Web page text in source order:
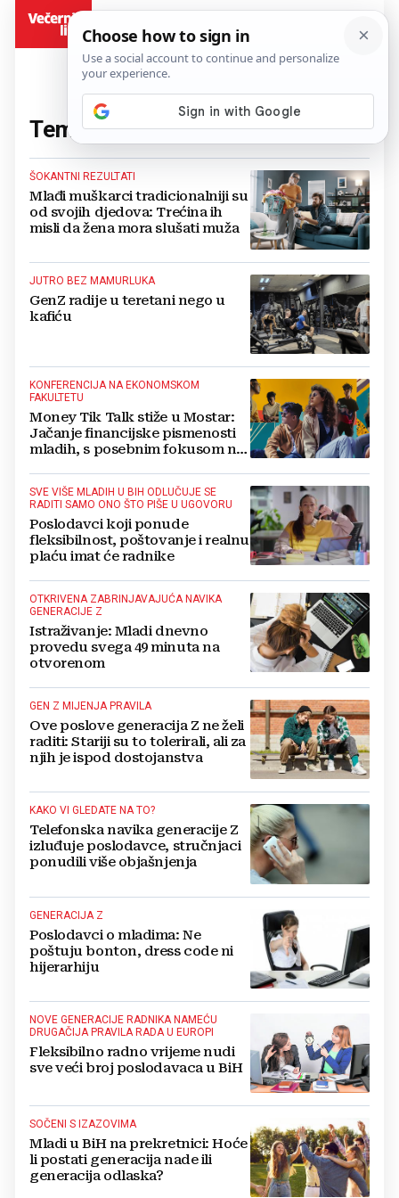
Tema:generacija Z(16 članaka)
ŠOKANTNI REZULTATI
Mlađi muškarci tradicionalniji su
od svojih djedova: Trećina ih
misli da žena mora slušati muža
JUTRO BEZ MAMURLUKA
GenZ radije u teretani nego u
kafiću
KONFERENCIJA NA EKONOMSKOM
FAKULTETU
Money Tik Talk stiže u Mostar:
Jačanje financijske pismenosti
mladih, s posebnim fokusom na
SVE VIŠE MLADIH U BIH ODLUČUJE SE
RADITI SAMO ONO ŠTO PIŠE U UGOVORU
Poslodavci koji ponude
fleksibilnost, poštovanje i realnu
plaću imat će radnike
OTKRIVENA ZABRINJAVAJUĆA NAVIKA
GENERACIJE Z
Istraživanje: Mladi dnevno
provedu svega 49 minuta na
otvorenom
GEN Z MIJENJA PRAVILA
Ove poslove generacija Z ne želi
raditi: Stariji su to tolerirali, ali za
njih je ispod dostojanstva
KAKO VI GLEDATE NA TO?
Telefonska navika generacije Z
izluđuje poslodavce, stručnjaci
ponudili više objašnjenja
GENERACIJA Z
Poslodavci o mladima: Ne
poštuju bonton, dress code ni
hijerarhiju
NOVE GENERACIJE RADNIKA NAMEĆU
DRUGAČIJA PRAVILA RADA U EUROPI
Fleksibilno radno vrijeme nudi
sve veći broj poslodavaca u BiH
SOČENI S IZAZOVIMA
Mladi u BiH na prekretnici: Hoće
li postati generacija nade ili
generacija odlaska?